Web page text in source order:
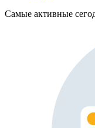
Самые активные